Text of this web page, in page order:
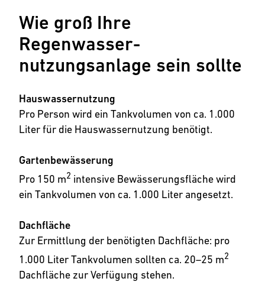
Wie groß Ihre
Regenwasser-
nutzungsanlage sein sollte
Hauswassernutzung
Pro Person wird ein Tankvolumen von ca. 1.000
Liter für die Hauswassernutzung benötigt.
Gartenbewässerung
Pro 150 m2 intensive Bewässerungsfläche wird
ein Tankvolumen von ca. 1.000 Liter angesetzt.
Dachfläche
Zur Ermittlung der benötigten Dachfläche: pro
1.000 Liter Tankvolumen sollten ca. 20–25 m2
Dachfläche zur Verfügung stehen.